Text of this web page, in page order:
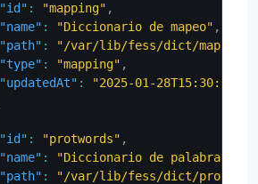
"id" : "mapping" ,
"name" : "Diccionario de mapeo" ,
"path" :
"/var/lib/fess/dict/
"type" : "mapping" ,
"updatedAt" :
"2025-01-28T15:30:00Z"
"id" : "protwords" ,
"name" :
"Diccionario de palabras
"path" :
"/var/lib/fess/dict/